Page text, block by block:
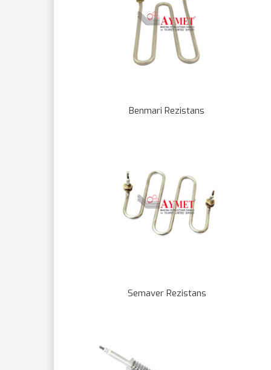
Benmari Rezistans
Semaver Rezistans